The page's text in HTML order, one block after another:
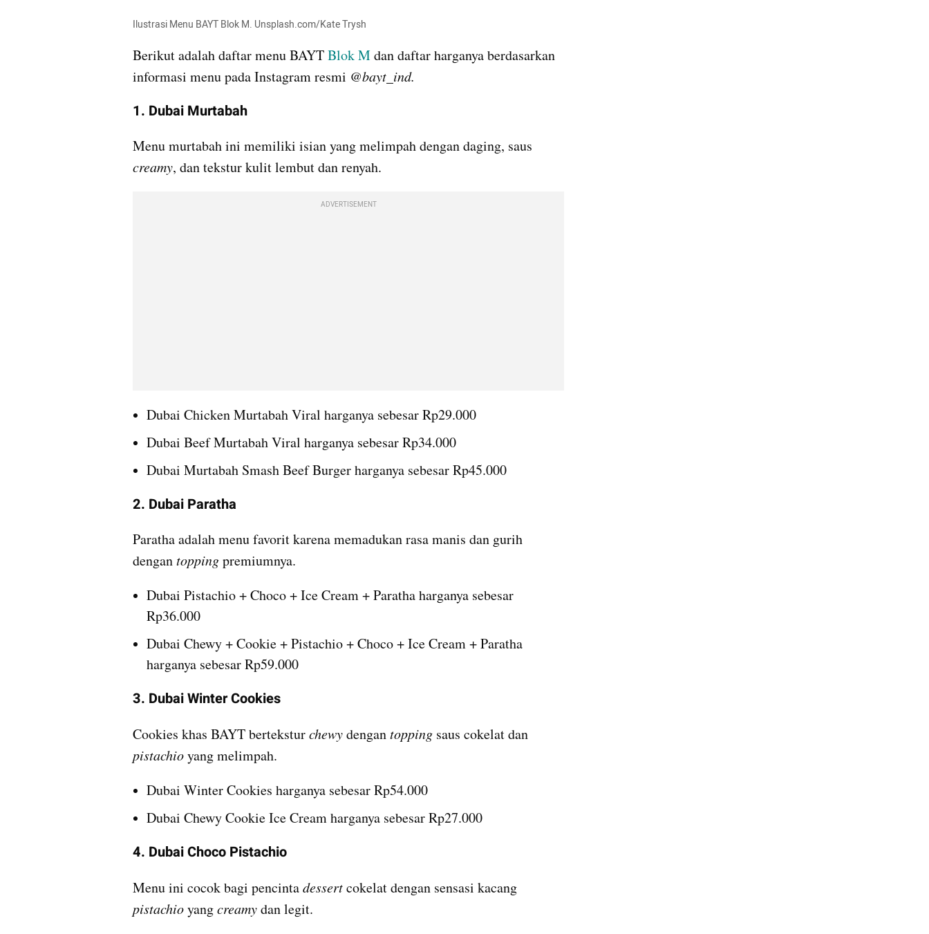
Ilustrasi Menu BAYT Blok M. Unsplash.com/Kate Trysh
Berikut adalah daftar menu BAYT Blok M dan daftar harganya berdasarkan
informasi menu pada Instagram resmi @bayt_ind.
1. Dubai Murtabah
creamy, dan tekstur kulit lembut dan renyah.
ADVERTISEMENT
Dubai Chicken Murtabah Viral harganya sebesar Rp29.000
Dubai Beef Murtabah Viral harganya sebesar Rp34.000
Dubai Murtabah Smash Beef Burger harganya sebesar Rp45.000
2. Dubai Paratha
Paratha adalah menu favorit karena memadukan rasa manis dan gurih
dengan topping premiumnya.
Dubai Pistachio + Choco + Ice Cream + Paratha harganya sebesar
Rp36.000
Dubai Chewy + Cookie + Pistachio + Choco + Ice Cream + Paratha
harganya sebesar Rp59.000
3. Dubai Winter Cookies
Cookies khas BAYT bertekstur chewy dengan topping
pistachio yang melimpah.
Dubai Winter Cookies harganya sebesar Rp54.000
Dubai Chewy Cookie Ice Cream harganya sebesar Rp27.000
4. Dubai Choco Pistachio
Menu ini cocok bagi pencinta dessert
pistachio yang creamy dan legit.